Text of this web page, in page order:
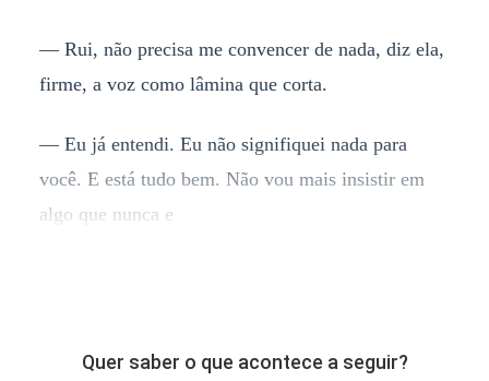
— Rui, não precisa me convencer de nada, diz ela,
firme, a voz como lâmina que corta.
— Eu já entendi. Eu não signifiquei nada para
você. E está tudo bem. Não vou mais insistir em
algo que nunca e
Quer saber o que acontece a seguir?